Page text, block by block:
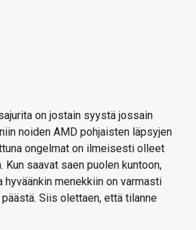
on jostain syystä jossain
noiden AMD pohjaisten läpsyjen
ongelmat on ilmeisesti olleet
Kun saavat saen puolen kuntoon,
hyväänkin menekkiin on varmasti
Siis olettaen, että tilanne